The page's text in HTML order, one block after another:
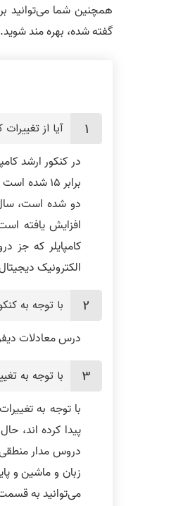
همچنین شما می‌توانید
گفته شده، بهره مند شوید.
آیا از تغییرات کنکور
افزایش یافته
الکترونیک دیجیتال به
با توجه به کنکور ارشد کامپیوتر
درس معادلات
با توجه به
با توجه به
پیدا کرده اند،
دروس مدار
می‌توانید به